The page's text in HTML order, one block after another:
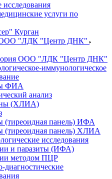
услуги по
Курган
ООО "ЛДК "Центр ДНК"
ООО "ЛДК "Центр ДНК"
иммунологическое
ФИА
анализ
(ХЛИА)
(тиреоидная панель) ИФА
(тиреоидная панель) ХЛИА
исследования
и паразиты (ИФА)
методом ПЦР
диагностические